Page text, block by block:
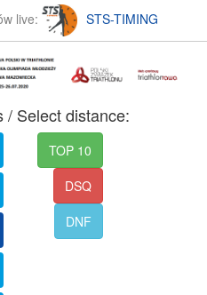
live: STS-TIMING
/ Select distance:
TOP 10
DSQ
DNF